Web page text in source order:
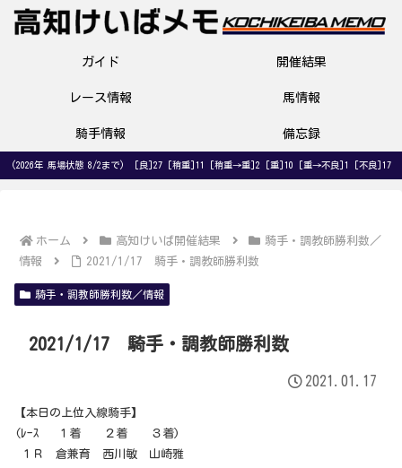
ガイド 開催結果
レース情報 馬情報
騎手情報 備忘録
(2026年 馬場状態 8/2まで) [良]27 [稍重]11 [稍重→重]2 [重]10 [重→不良]1 [不良]17
ホーム 高知けいば開催結果
騎手・調教師勝利数／
情報
2021/1/17 騎手・調教師勝利数
騎手・調教師勝利数／情報
2021/1/17 騎手・調教師勝利数
2021.01.17
【本日の上位入線騎手】
(ﾚｰｽ １着 ２着 ３着)
１Ｒ 倉兼育 西川敏 山崎雅